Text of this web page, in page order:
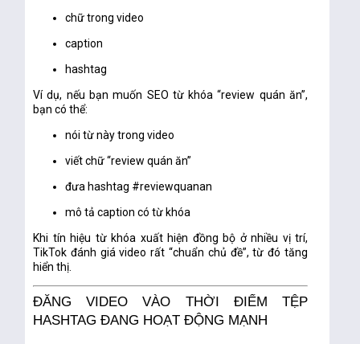
chữ trong video
caption
hashtag
Ví dụ, nếu bạn muốn SEO từ khóa “review quán ăn”,
bạn có thể:
nói từ này trong video
viết chữ “review quán ăn”
đưa hashtag #reviewquanan
mô tả caption có từ khóa
Khi tín hiệu từ khóa xuất hiện đồng bộ ở nhiều vị trí,
TikTok đánh giá video rất “chuẩn chủ đề”, từ đó tăng
hiển thị.
ĐĂNG VIDEO VÀO THỜI ĐIỂM TỆP
HASHTAG ĐANG HOẠT ĐỘNG MẠNH